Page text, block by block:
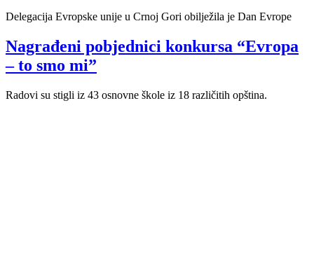
Delegacija Evropske unije u Crnoj Gori obilježila je Dan Evrope
Nagrađeni pobjednici konkursa “Evropa
– to smo mi”
Radovi su stigli iz 43 osnovne škole iz 18 različitih opština.